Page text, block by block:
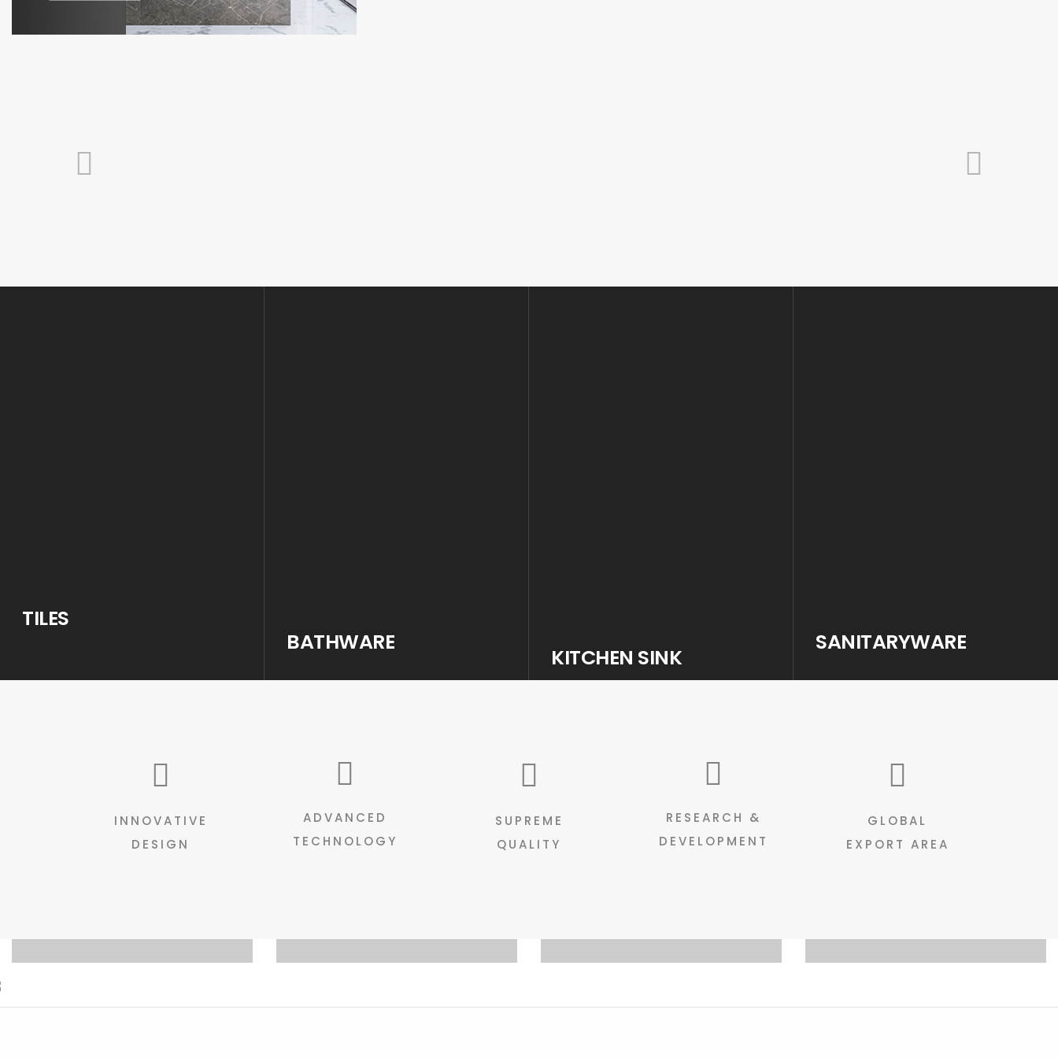
TILES
BATHWARE
KITCHEN SINK
SANITARYWARE
INNOVATIVE
DESIGN
ADVANCED
TECHNOLOGY​
SUPREME
QUALITY​
RESEARCH &
DEVELOPMENT
GLOBAL
EXPORT AREA